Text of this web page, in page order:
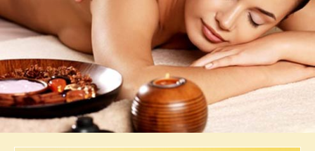
PAAR-MASSAGEN
Lassen Sie sich zu zweit
von uns verwöhnen
GUTSCHEINE
Verschenken Sie
Wohlbefinden
FEEDBACK
Das sagen